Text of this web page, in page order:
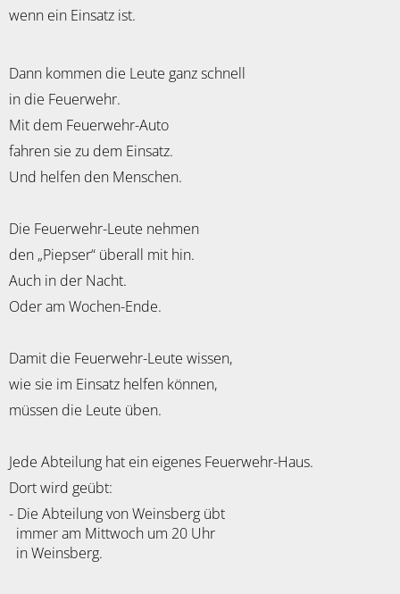
wenn ein Einsatz ist.
Dann kommen die Leute ganz schnell
in die Feuerwehr.
Mit dem Feuerwehr-Auto
fahren sie zu dem Einsatz.
Und helfen den Menschen.
Die Feuerwehr-Leute nehmen
den „Piepser“ überall mit hin.
Auch in der Nacht.
Oder am Wochen-Ende.
Damit die Feuerwehr-Leute wissen,
wie sie im Einsatz helfen können,
müssen die Leute üben.
Jede Abteilung hat ein eigenes Feuerwehr-Haus.
Dort wird geübt:
- Die Abteilung von Weinsberg übt
immer am Mittwoch um 20 Uhr
in Weinsberg.